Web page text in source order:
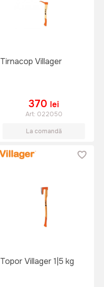
Tirnacop Villager
370 lei
Art: 022050
La comandă
Topor Villager 1|5 kg